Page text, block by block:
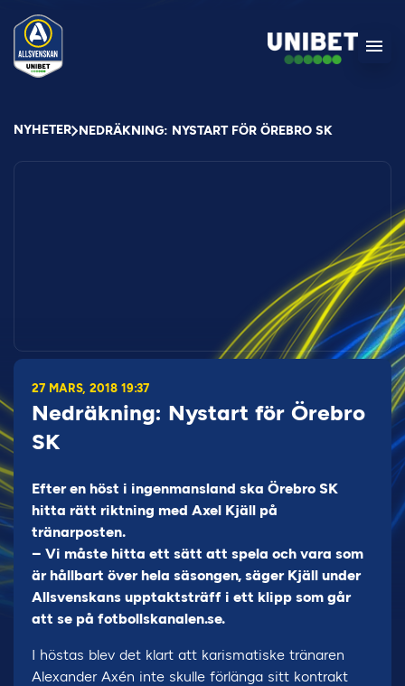
NYHETER NEDRÄKNING: NYSTART FÖR ÖREBRO SK
27 MARS, 2018 19:37
Nedräkning: Nystart för Örebro
SK
Efter en höst i ingenmansland ska Örebro SK
hitta rätt riktning med Axel Kjäll på
tränarposten.
– Vi måste hitta ett sätt att spela och vara som
är hållbart över hela säsongen, säger Kjäll under
Allsvenskans upptaktsträff i ett klipp som går
att se på fotbollskanalen.se.
I höstas blev det klart att karismatiske tränaren
Alexander Axén inte skulle förlänga sitt kontrakt